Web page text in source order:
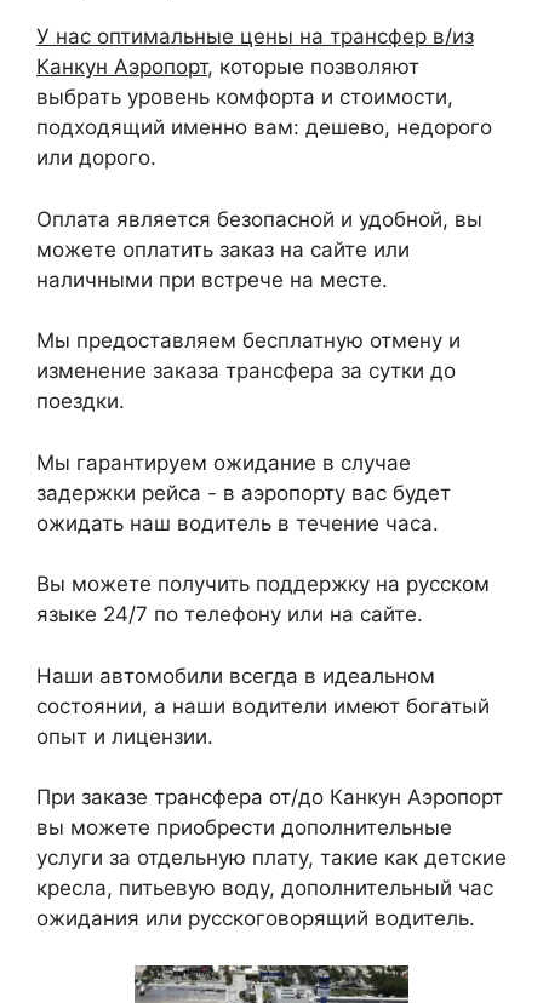
У нас оптимальные цены на трансфер в/из
Канкун Аэропорт, которые позволяют
выбрать уровень комфорта и стоимости,
подходящий именно вам: дешево, недорого
или дорого.
Оплата является безопасной и удобной, вы
можете оплатить заказ на сайте или
наличными при встрече на месте.
Мы предоставляем бесплатную отмену и
изменение заказа трансфера за сутки до
поездки.
Мы гарантируем ожидание в случае
задержки рейса - в аэропорту вас будет
ожидать наш водитель в течение часа.
Вы можете получить поддержку на русском
языке 24/7 по телефону или на сайте.
Наши автомобили всегда в идеальном
состоянии, а наши водители имеют богатый
опыт и лицензии.
При заказе трансфера от/до Канкун Аэропорт
вы можете приобрести дополнительные
услуги за отдельную плату, такие как детские
кресла, питьевую воду, дополнительный час
ожидания или русскоговорящий водитель.